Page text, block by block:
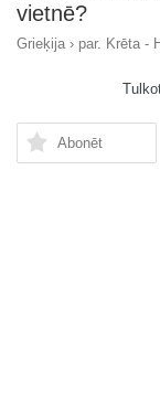
vietnē?
Grieķija › par. Krēta -
Abonēt